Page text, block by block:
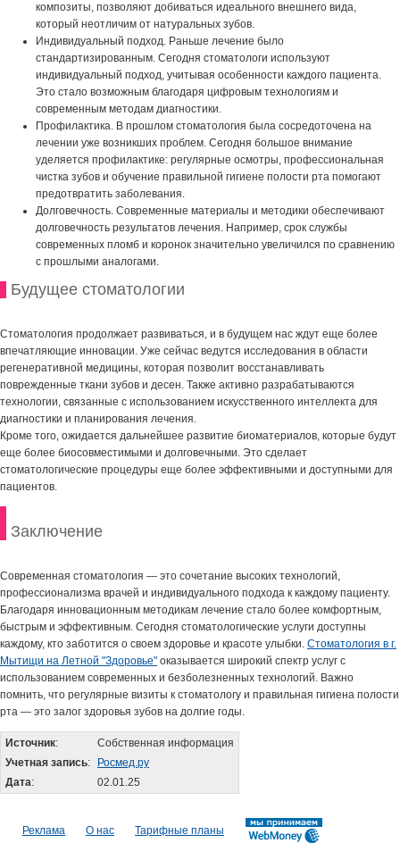
композиты, позволяют добиваться идеального внешнего вида,
который неотличим от натуральных зубов.
Индивидуальный подход. Раньше лечение было
стандартизированным. Сегодня стоматологи используют
индивидуальный подход, учитывая особенности каждого пациента.
Это стало возможным благодаря цифровым технологиям и
современным методам диагностики.
Профилактика. В прошлом стоматология была сосредоточена на
лечении уже возникших проблем. Сегодня большое внимание
уделяется профилактике: регулярные осмотры, профессиональная
чистка зубов и обучение правильной гигиене полости рта помогают
предотвратить заболевания.
Долговечность. Современные материалы и методики обеспечивают
долговечность результатов лечения. Например, срок службы
современных пломб и коронок значительно увеличился по сравнению
с прошлыми аналогами.
Будущее стоматологии
Стоматология продолжает развиваться, и в будущем нас ждут еще более
впечатляющие инновации. Уже сейчас ведутся исследования в области
регенеративной медицины, которая позволит восстанавливать
поврежденные ткани зубов и десен. Также активно разрабатываются
технологии, связанные с использованием искусственного интеллекта для
диагностики и планирования лечения.
Кроме того, ожидается дальнейшее развитие биоматериалов, которые будут
еще более биосовместимыми и долговечными. Это сделает
стоматологические процедуры еще более эффективными и доступными для
пациентов.
Заключение
Современная стоматология — это сочетание высоких технологий,
профессионализма врачей и индивидуального подхода к каждому пациенту.
Благодаря инновационным методикам лечение стало более комфортным,
быстрым и эффективным. Сегодня стоматологические услуги доступны
каждому, кто заботится о своем здоровье и красоте улыбки. Стоматология в г.
Мытищи на Летной "Здоровье" оказывается широкий спектр услуг с
использованием современных и безболезненных технологий. Важно
помнить, что регулярные визиты к стоматологу и правильная гигиена полости
рта — это залог здоровья зубов на долгие годы.
Источник:
Собственная информация
Учетная запись:
Росмед.ру
Дата: 02.01.25
Реклама О нас Тарифные планы